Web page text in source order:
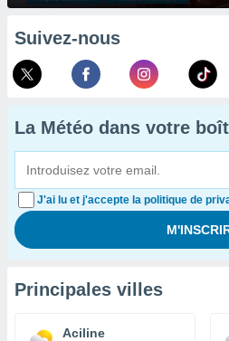
Suivez-nous
La Météo dans votre
J'ai lu et j'accepte la politique de
Principales villes
Aciline